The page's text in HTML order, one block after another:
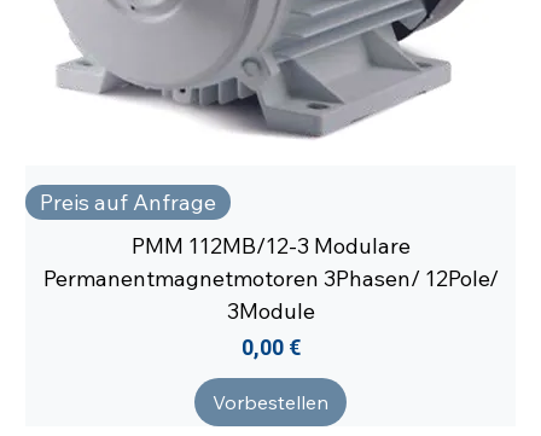
Preis auf Anfrage
PMM 112MB/12-3 Modulare
Permanentmagnetmotoren 3Phasen/ 12Pole/
3Module
Preis
0,00 €
Vorbestellen